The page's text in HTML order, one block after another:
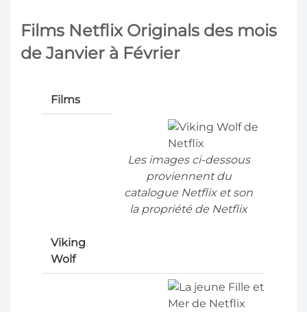
Films Netflix Originals des mois
de Janvier à Février
Films
Viking
Wolf
Les images ci-dessous
proviennent du
catalogue Netflix et son
la propriété de Netflix